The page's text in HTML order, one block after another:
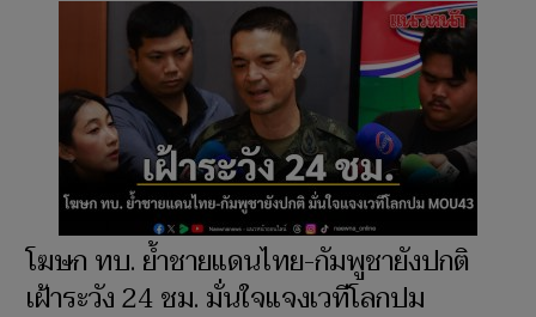
โฆษก ทบ. ย้ำชายแดนไทย-กัมพูชายังปกติ
เฝ้าระวัง 24 ชม. มั่นใจแจงเวทีโลกปม